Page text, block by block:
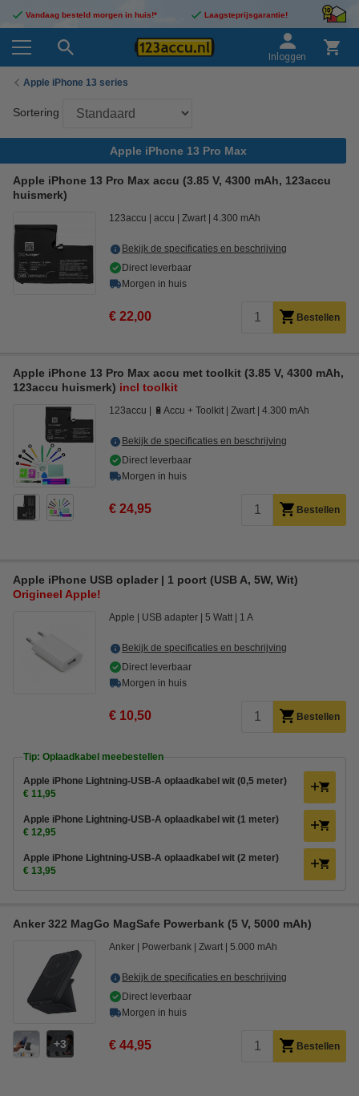
Vandaag besteld morgen in huis!* Laagsteprijsgarantie!
Inloggen
Apple iPhone 13 series
Sortering
Apple iPhone 13 Pro Max
Apple iPhone 13 Pro Max accu (3.85 V, 4300 mAh, 123accu
huismerk)
123accu accu Zwart 4.300 mAh
Bekijk de specificaties en beschrijving
Direct leverbaar
Morgen in huis
€ 22,00 Bestellen
Apple iPhone 13 Pro Max accu met toolkit (3.85 V, 4300 mAh,
123accu huismerk) incl toolkit
123accu 🔋Accu + Toolkit Zwart 4.300 mAh
Bekijk de specificaties en beschrijving
Direct leverbaar
Morgen in huis
€ 24,95 Bestellen
Apple iPhone USB oplader | 1 poort (USB A, 5W, Wit)
Origineel Apple!
Apple USB adapter 5 Watt 1 A
Bekijk de specificaties en beschrijving
Direct leverbaar
Morgen in huis
€ 10,50 Bestellen
Tip: Oplaadkabel meebestellen
Apple iPhone Lightning-USB-A oplaadkabel wit (0,5 meter)
€ 11,95
Apple iPhone Lightning-USB-A oplaadkabel wit (1 meter)
€ 12,95
Apple iPhone Lightning-USB-A oplaadkabel wit (2 meter)
€ 13,95
Anker 322 MagGo MagSafe Powerbank (5 V, 5000 mAh)
3
Anker Powerbank Zwart 5.000 mAh
Bekijk de specificaties en beschrijving
Direct leverbaar
Morgen in huis
€ 44,95 Bestellen